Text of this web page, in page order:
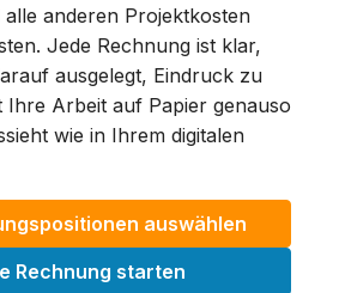
anderen Projektkosten
Jede Rechnung ist klar,
ausgelegt, Eindruck zu
Arbeit auf Papier genauso
wie in Ihrem digitalen
auswählen
Rechnung starten